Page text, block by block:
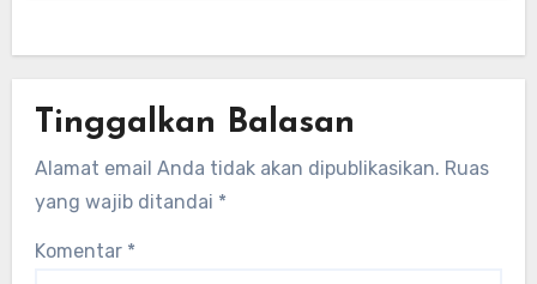
terbarukan dan infrastruktur listrik
Tinggalkan Balasan
Alamat email Anda tidak akan dipublikasikan. Ruas
yang wajib ditandai *
Komentar *